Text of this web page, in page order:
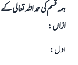
ہمہ قسم کی حمد اللہ
ازاں:
اول: